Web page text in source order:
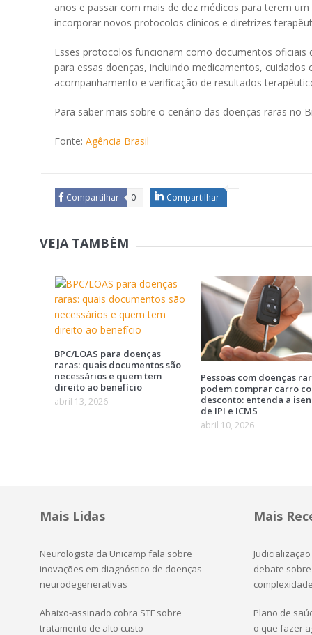
anos e passar com mais de dez médicos para terem
incorporar novos protocolos clínicos e diretrizes
Esses protocolos funcionam como documentos
para essas doenças, incluindo medicamentos,
acompanhamento e verificação de resultados
Para saber mais sobre o cenário das doenças raras no
Fonte:Agência Brasil
Compartilhar 0 Compartilhar
VEJA TAMBÉM
BPC/LOAS para doenças
raras: quais documentos são
necessários e quem tem
direito ao benefício
abril 13, 2026
Pessoas com doenças
podem comprar carro
desconto: entenda a
de IPI e ICMS
abril 10, 2026
Mais Lidas
Neurologista da Unicamp fala sobre
inovações em diagnóstico de doenças
neurodegenerativas
Abaixo-assinado cobra STF sobre
tratamento de alto custo
Mais
debate
Plano de
o que fazer